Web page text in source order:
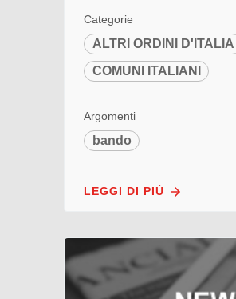
Categorie
ALTRI ORDINI D'ITALIA
COMUNI ITALIANI
Argomenti
bando
LEGGI DI PIÙ